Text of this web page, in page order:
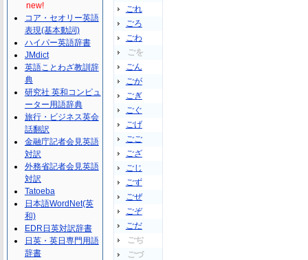
ごれ
ごろ
ごわ
ごを
ごん
ごが
ごぎ
ごぐ
ごげ
ごご
ござ
ごじ
ごず
ごぜ
ごぞ
ごだ
ごぢ
ごづ
new!
コア・セオリー英語
表現(基本動詞)
ハイパー英語辞書
JMdict
英語ことわざ教訓辞
典
研究社 英和コンピュ
ーター用語辞典
旅行・ビジネス英会
話翻訳
金融庁記者会見英語
対訳
外務省記者会見英語
対訳
Tatoeba
日本語WordNet(英
和)
EDR日英対訳辞書
日英・英日専門用語
辞書